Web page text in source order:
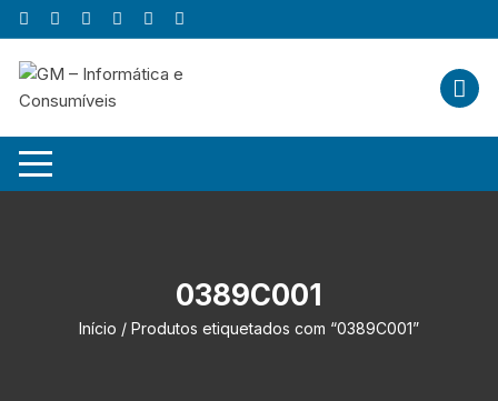
Skip
to
content
0389C001
Início / Produtos etiquetados com “0389C001”